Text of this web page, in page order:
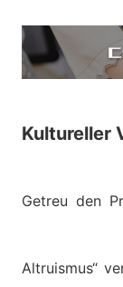
Kultureller
Getreu den
Altruismus“